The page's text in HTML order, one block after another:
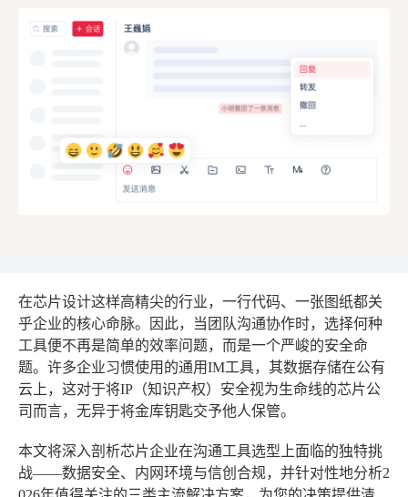
在芯片设计这样高精尖的行业，一行代码、一张图纸都关
乎企业的核心命脉。因此，当团队沟通协作时，选择何种
工具便不再是简单的效率问题，而是一个严峻的安全命
题。许多企业习惯使用的通用IM工具，其数据存储在公有
云上，这对于将IP（知识产权）安全视为生命线的芯片公
司而言，无异于将金库钥匙交予他人保管。
本文将深入剖析芯片企业在沟通工具选型上面临的独特挑
战——数据安全、内网环境与信创合规，并针对性地分析2